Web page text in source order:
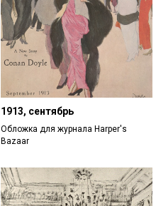
1913, сентябрь
Обложка для журнала Harper's
Bazaar